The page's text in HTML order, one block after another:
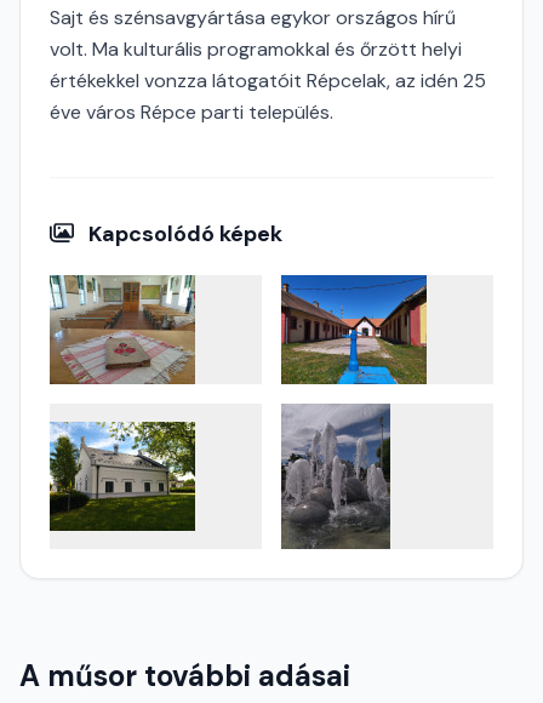
Sajt és szénsavgyártása egykor országos hírű
volt. Ma kulturális programokkal és őrzött helyi
értékekkel vonzza látogatóit Répcelak, az idén 25
éve város Répce parti település.
Kapcsolódó képek
A műsor további adásai